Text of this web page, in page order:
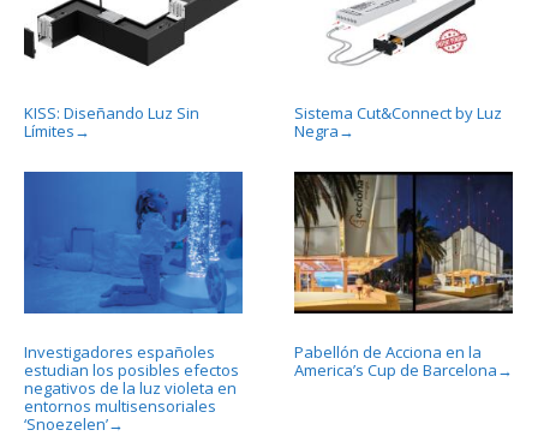
KISS: Diseñando Luz Sin
Límites →
Sistema Cut&Connect by Luz
Negra →
Investigadores españoles
estudian los posibles efectos
negativos de la luz violeta en
entornos multisensoriales
‘Snoezelen’→
Pabellón de Acciona en la
America’s Cup de Barcelona →